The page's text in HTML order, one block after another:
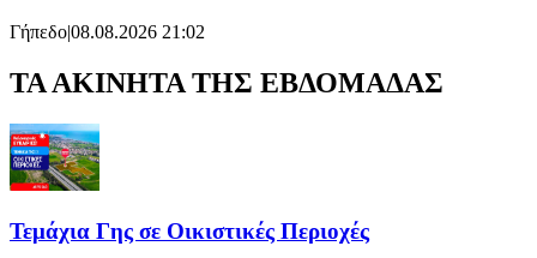
Γήπεδο|08.08.2026 21:02
ΤΑ ΑΚΙΝΗΤΑ ΤΗΣ ΕΒΔΟΜΑΔΑΣ
Τεμάχια Γης σε Οικιστικές Περιοχές